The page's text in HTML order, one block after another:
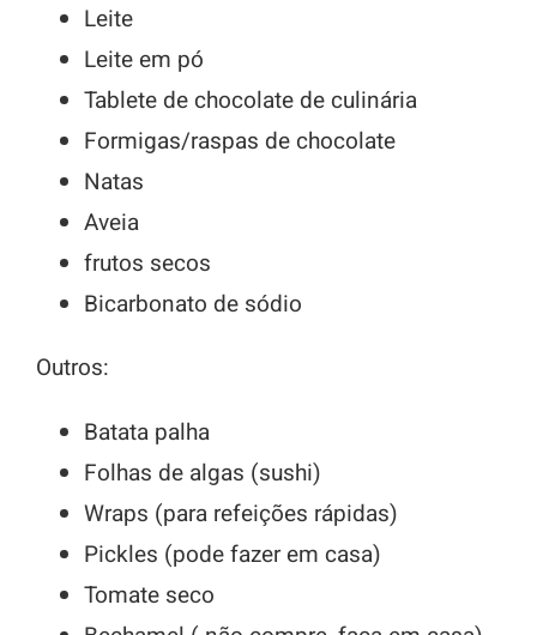
Leite
Leite em pó
Tablete de chocolate de culinária
Formigas/raspas de chocolate
Natas
Aveia
frutos secos
Bicarbonato de sódio
Outros:
Batata palha
Folhas de algas (sushi)
Wraps (para refeições rápidas)
Pickles (pode fazer em casa)
Tomate seco